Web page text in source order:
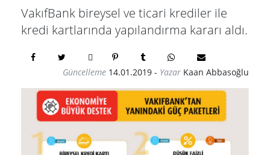
VakıfBank bireysel ve ticari krediler ile
kredi kartlarında yapılandırma kararı aldı.
Güncelleme 14.01.2019 - Yazar Kaan Abbasoğlu